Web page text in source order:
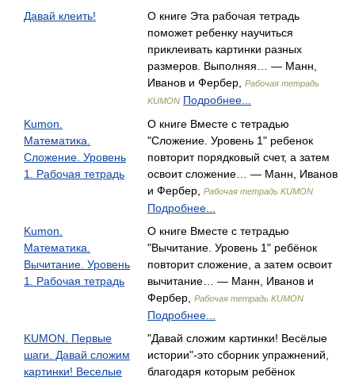
Давай клеить!
О книге Эта рабочая тетрадь
поможет ребенку научиться
приклеивать картинки разных
размеров. Выполняя… — Манн,
Иванов и Фербер,
Рабочая тетрадь
KUMON Подробнее...
Kumon.
Математика.
Сложение. Уровень
1. Рабочая тетрадь
О книге Вместе с тетрадью
"Сложение. Уровень 1" ребенок
повторит порядковый счет, а затем
освоит сложение… — Манн, Иванов
и Фербер,
Рабочая тетрадь KUMON
Подробнее...
Kumon.
Математика.
Вычитание. Уровень
1. Рабочая тетрадь
О книге Вместе с тетрадью
"Вычитание. Уровень 1" ребёнок
повторит сложение, а затем освоит
вычитание… — Манн, Иванов и
Фербер,
Рабочая тетрадь KUMON
Подробнее...
KUMON. Первые
шаги. Давай сложим
картинки! Веселые
"Давай сложим картинки! Весёлые
истории"-это сборник упражнений,
благодаря которым ребёнок